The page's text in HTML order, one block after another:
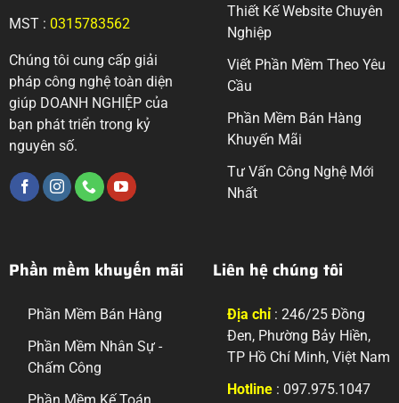
MST : 0315783562
Chúng tôi cung cấp giải
pháp công nghệ toàn diện
giúp DOANH NGHIỆP của
bạn phát triển trong kỷ
nguyên số.
Thiết Kế Website Chuyên
Nghiệp
Viết Phần Mềm Theo Yêu
Cầu
Phần Mềm Bán Hàng
Khuyến Mãi
Tư Vấn Công Nghệ Mới
Nhất
Phần mềm khuyến mãi
Phần Mềm Bán Hàng
Phần Mềm Nhân Sự -
Chấm Công
Liên hệ chúng tôi
Địa chỉ: 246/25 Đồng
Đen, Phường Bảy Hiền,
TP Hồ Chí Minh, Việt Nam
Hotline: 097.975.1047